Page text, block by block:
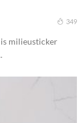
349
milieusticker